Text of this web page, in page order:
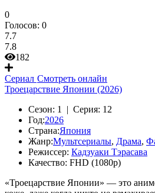
0
Голосов: 0
7.7
7.8
182
Сериал Смотреть онлайн
Троецарствие Японии (2026)
Сезон: 1 | Серия: 12
Год:2026
Страна:Япония
Жанр:Мультсериалы, Драма,
Режиссер: Кадзуаки Тэрасава
Качество: FHD (1080p)
«Троецарствие Японии» — это